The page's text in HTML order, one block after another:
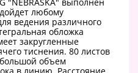
любому
ведения различного
обложка
закругленные
тиснения. 80 листов
объем